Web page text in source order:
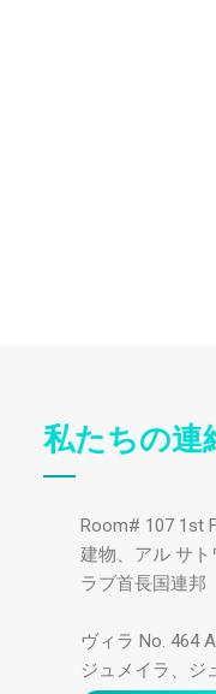
私たちの連
Room# 107 1st
建物、アル サ
ラブ首長国連邦
ヴィラ No. 464
ジュメイラ、ジ